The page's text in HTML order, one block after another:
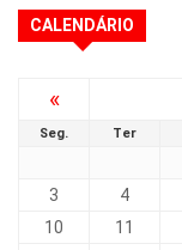
CALENDÁRIO
«
Seg. Ter
3
4
10
11